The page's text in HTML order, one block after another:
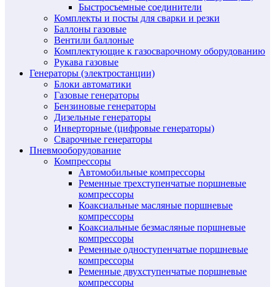
Быстросъемные соединители
Комплекты и посты для сварки и резки
Баллоны газовые
Вентили баллоные
Комплектующие к газосварочному оборудованию
Рукава газовые
Генераторы (электростанции)
Блоки автоматики
Газовые генераторы
Бензиновые генераторы
Дизельные генераторы
Инверторные (цифровые генераторы)
Сварочные генераторы
Пневмооборудование
Компрессоры
Автомобильные компрессоры
Ременные трехступенчатые поршневые
компрессоры
Коаксиальные масляные поршневые
компрессоры
Коаксиальные безмасляные поршневые
компрессоры
Ременные одноступенчатые поршневые
компрессоры
Ременные двухступенчатые поршневые
компрессоры